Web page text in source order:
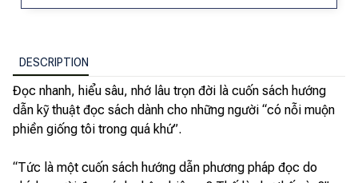
DESCRIPTION
Đọc nhanh, hiểu sâu, nhớ lâu trọn đời là cuốn sách hướng
dẫn kỹ thuật đọc sách dành cho những người “có nỗi muộn
phiền giống tôi trong quá khứ”.
“Tức là một cuốn sách hướng dẫn phương pháp đọc do